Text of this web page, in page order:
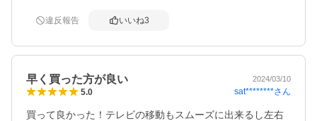
違反報告 いいね3
早く買った方が良い 2024/03/10
5.0 sat********さん
買って良かった！テレビの移動もスムーズに出来るし左右